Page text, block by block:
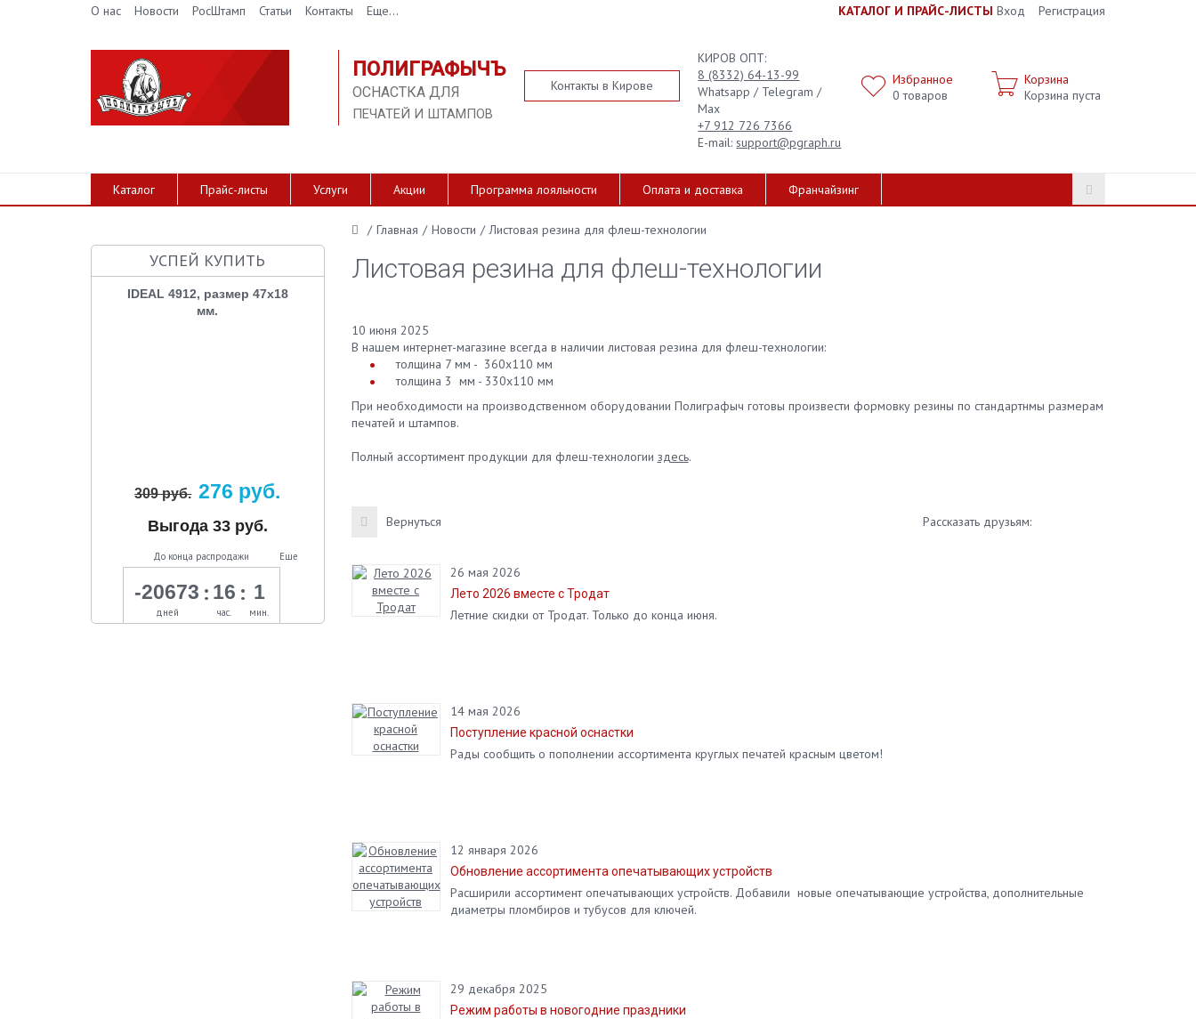
О нас Новости РосШтамп Статьи Контакты Еще... КАТАЛОГ И ПРАЙС-ЛИСТЫ Вход Регистрация
ПОЛИГРАФЫЧЪ
ОСНАСТКА ДЛЯ
ПЕЧАТЕЙ И ШТАМПОВ
Контакты в Кирове
КИРОВ ОПТ:
8 (8332) 64-13-99
Whatsapp / Telegram /
Max
+7 912 726 7366
E-mail: support@pgraph.ru
Избранное
0 товаров
Корзина
Корзина пуста
Каталог Прайс-листы Услуги Акции Программа лояльности Оплата и доставка Франчайзинг
/ Главная / Новости / Листовая резина для флеш-технологии
Листовая резина для флеш-технологии
10 июня 2025
В нашем интернет-магазине всегда в наличии листовая резина для флеш-технологии:
толщина 7 мм - 360х110 мм
толщина 3 мм - 330х110 мм
При необходимости на производственном оборудовании Полиграфыч готовы произвести формовку резины по стандартнмы размерам
печатей и штампов.
Полный ассортимент продукции для флеш-технологии здесь.
Вернуться Рассказать друзьям:
26 мая 2026
Лето 2026 вместе с Тродат
Летние скидки от Тродат. Только до конца июня.
14 мая 2026
Поступление красной оснастки
Рады сообщить о пополнении ассортимента круглых печатей красным цветом!
12 января 2026
Обновление ассортимента опечатывающих устройств
Расширили ассортимент опечатывающих устройств. Добавили новые опечатывающие устройства, дополнительные
диаметры пломбиров и тубусов для ключей.
29 декабря 2025
Режим работы в новогодние праздники
УСПЕЙ КУПИТЬ
IDEAL 4912, размер 47х18
мм.
309 руб. 276 руб.
Выгода 33 руб.
До конца распродажи Еще
-20673 : 16 : 1
дней час. мин.